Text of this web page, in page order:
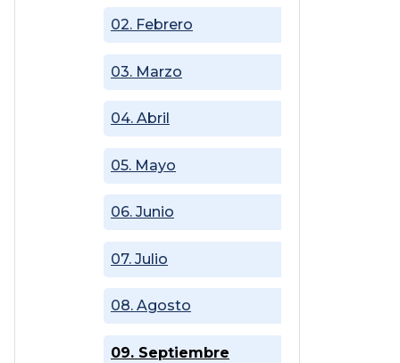
02. Febrero
03. Marzo
04. Abril
05. Mayo
06. Junio
07. Julio
08. Agosto
09. Septiembre